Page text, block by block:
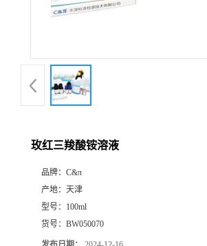
玫红三羧酸铵溶液
品牌： C&π
产地： 天津
型号： 100ml
货号： BW050070